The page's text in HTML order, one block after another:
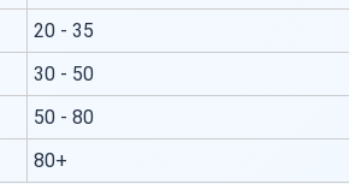
20 - 35
30 - 50
50 - 80
80+